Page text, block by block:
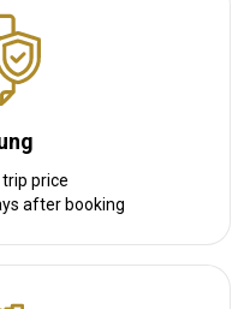
price
after booking